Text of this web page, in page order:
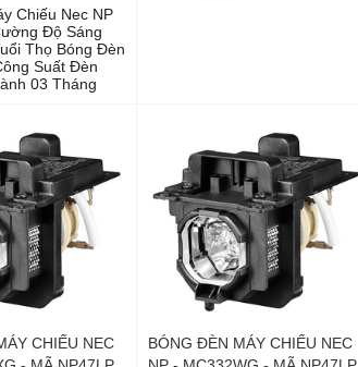
Chiếu Nec NP
Độ Sáng
Thọ Bóng Đèn
Suất Đèn
03 Tháng
CHIẾU NEC
BÓNG ĐÈN MÁY CHIẾU NEC